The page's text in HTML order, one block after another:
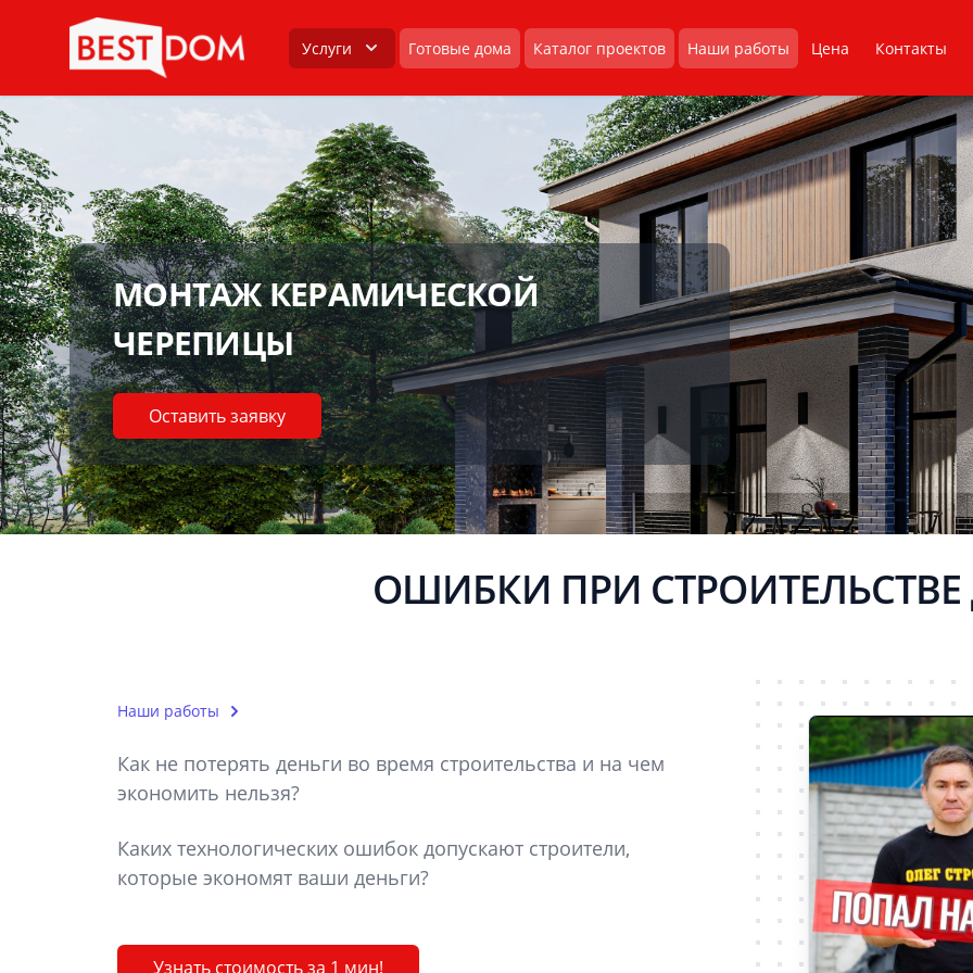
Услуги Готовые дома Каталог проектов Наши работы Цена Контакты
МОНТАЖ КЕРАМИЧЕСКОЙ
ЧЕРЕПИЦЫ
Оставить заявку
ОШИБКИ ПРИ
Наши работы
Как не потерять деньги во время строительства и на чем
экономить нельзя?
Каких технологических ошибок допускают строители,
которые экономят ваши деньги?
Узнать стоимость за 1 мин!